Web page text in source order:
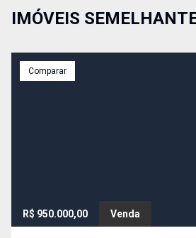
IMÓVEIS
Comparar
R$ 950.000,00 Venda